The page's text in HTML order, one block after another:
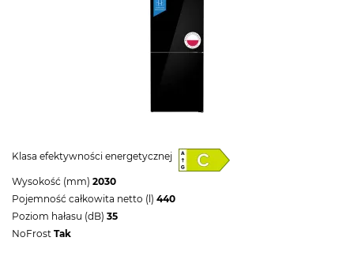
Klasa efektywności energetycznej
Wysokość (mm) 2030
Pojemność całkowita netto (l) 440
Poziom hałasu (dB) 35
NoFrost Tak